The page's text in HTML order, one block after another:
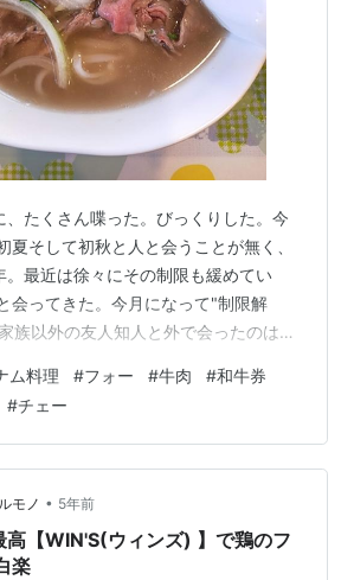
、たくさん喋った。びっくりした。今
夏そして初秋と人と会うことが無く、
。最近は徐々にその制限も緩めてい
会ってきた。今月になって"制限解
族以外の友人知人と外で会ったのは今
と会う機会だったりと、「食事とお
本当に久しぶりだった。もしかする
族以外の誰とも、こういう機会が無
する。 そんなわけで、これも久しぶり
ンフン」でランチを食べてきた。も
終わり、という慌ただしい時間で…
ム料理 #フォー #牛肉 #和牛券
#チェー
モノ • 5年前
高【WIN'S(ウィンズ) 】で鶏のフ
楽